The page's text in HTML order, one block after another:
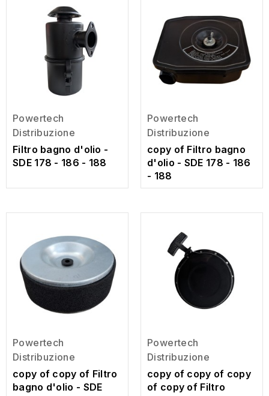
Powertech
Distribuzione
Filtro bagno d'olio -
SDE 178 - 186 - 188
Powertech
Distribuzione
copy of Filtro bagno
d'olio - SDE 178 - 186
- 188
Powertech
Distribuzione
copy of copy of Filtro
bagno d'olio - SDE
Powertech
Distribuzione
copy of copy of copy
of copy of Filtro